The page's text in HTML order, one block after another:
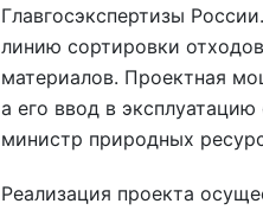
Главгосэкспертизы
линию сортировки
материалов. Проектная
а его ввод в
министр природных
Реализация проекта